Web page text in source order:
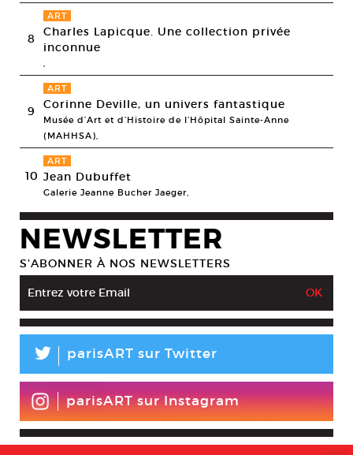
8
ART
Charles Lapicque. Une collection privée
inconnue
,
9
ART
Corinne Deville, un univers fantastique
Musée d’Art et d’Histoire de l’Hôpital Sainte-Anne
(MAHHSA),
10
ART
Jean Dubuffet
Galerie Jeanne Bucher Jaeger,
NEWSLETTER
S’ABONNER À NOS NEWSLETTERS
L parisART sur Twitter
parisART sur Instagram